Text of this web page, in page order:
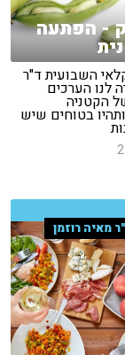
- הפתעה
השבועית ד"ר
לנו הערכים
הקטניה
בטוחים שיש
מאיה רוזמן